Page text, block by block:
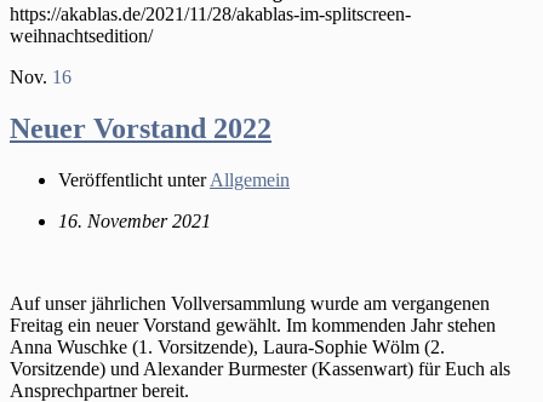
https://akablas.de/2021/11/28/akablas-im-splitscreen-
weihnachtsedition/
Nov. 16
Neuer Vorstand 2022
Veröffentlicht unterAllgemein
16. November 2021
Auf unser jährlichen Vollversammlung wurde am vergangenen
Freitag ein neuer Vorstand gewählt. Im kommenden Jahr stehen
Anna Wuschke (1. Vorsitzende), Laura-Sophie Wölm (2.
Vorsitzende) und Alexander Burmester (Kassenwart) für Euch als
Ansprechpartner bereit.